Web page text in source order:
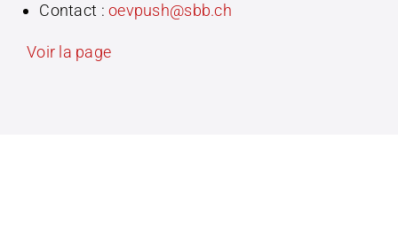
Solutions de mobilité
favorisent un voyage aller-retour durable
Contact :oevpush@sbb.ch
Voir la page